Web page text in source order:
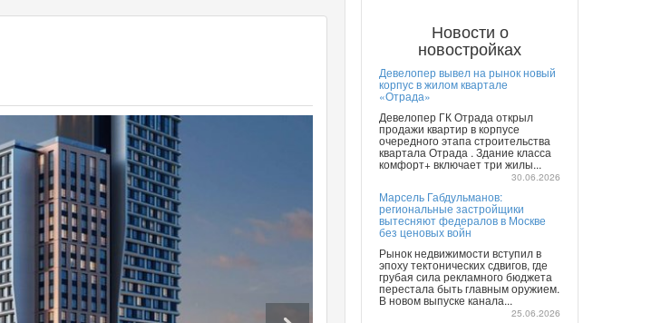
Новости о
новостройках
Девелопер вывел на рынок новый
корпус в жилом квартале
«Отрада»
Девелопер ГК Отрада открыл
продажи квартир в корпусе
очередного этапа строительства
квартала Отрада . Здание класса
комфорт+ включает три жилы...
30.06.2026
Марсель Габдульманов:
региональные застройщики
вытесняют федералов в Москве
без ценовых войн
Рынок недвижимости вступил в
эпоху тектонических сдвигов, где
грубая сила рекламного бюджета
перестала быть главным оружием.
В новом выпуске канала...
25.06.2026